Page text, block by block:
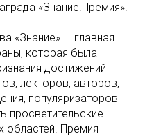
«Знание.Премия».
«Знание» — главная
которая была
достижений
лекторов, авторов,
популяризаторов
просветительские
областей. Премия